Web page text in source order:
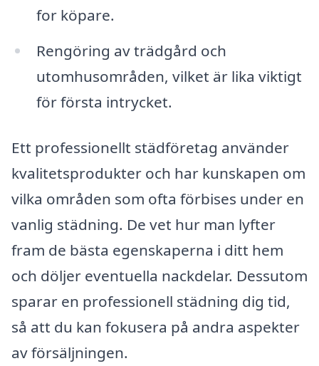
for köpare.
Rengöring av trädgård och
utomhusområden, vilket är lika viktigt
för första intrycket.
Ett professionellt städföretag använder
kvalitetsprodukter och har kunskapen om
vilka områden som ofta förbises under en
vanlig städning. De vet hur man lyfter
fram de bästa egenskaperna i ditt hem
och döljer eventuella nackdelar. Dessutom
sparar en professionell städning dig tid,
så att du kan fokusera på andra aspekter
av försäljningen.